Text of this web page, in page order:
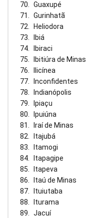
Guaxupé
Gurinhatã
Heliodora
Ibiá
Ibiraci
Ibitiúra de Minas
Ilicínea
Inconfidentes
Indianópolis
Ipiaçu
Ipuiúna
Iraí de Minas
Itajubá
Itamogi
Itapagipe
Itapeva
Itaú de Minas
Ituiutaba
Iturama
Jacuí